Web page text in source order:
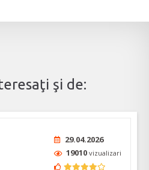
şi de:
29.04.2026
19010 vizualizari